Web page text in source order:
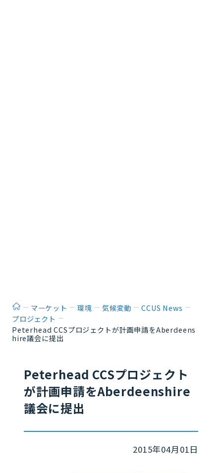
ホームマーケット 環境 気候変動
CCUS News
プロジェクト
Peterhead CCSプロジェクトが計画申請をAberdeens
hire議会に提出
Peterhead CCSプロジェクト
が計画申請をAberdeenshire
議会に提出
2015年04月01日